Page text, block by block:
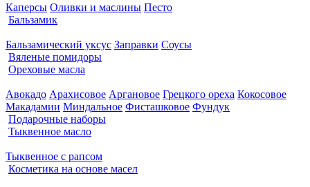
Каперсы Оливки и маслины Песто
Бальзамик
Бальзамический уксус Заправки Соусы
Вяленые помидоры
Ореховые масла
Авокадо Арахисовое Аргановое Грецкого ореха Кокосовое
Макадамии Миндальное Фисташковое Фундук
Подарочные наборы
Тыквенное масло
Тыквенное с рапсом
Косметика на основе масел